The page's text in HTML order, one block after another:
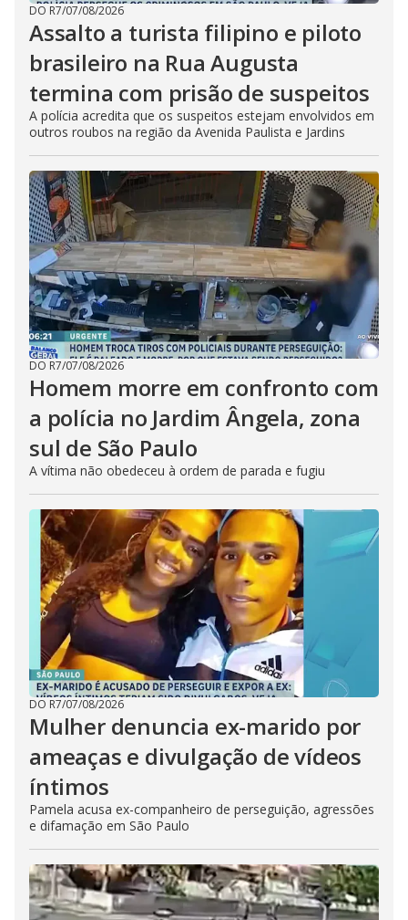
DO R7/07/08/2026
Assalto a turista filipino e piloto
brasileiro na Rua Augusta
termina com prisão de suspeitos
A polícia acredita que os suspeitos estejam envolvidos em
outros roubos na região da Avenida Paulista e Jardins
DO R7/07/08/2026
Homem morre em confronto com
a polícia no Jardim Ângela, zona
sul de São Paulo
A vítima não obedeceu à ordem de parada e fugiu
DO R7/07/08/2026
Mulher denuncia ex-marido por
ameaças e divulgação de vídeos
íntimos
Pamela acusa ex-companheiro de perseguição, agressões
e difamação em São Paulo